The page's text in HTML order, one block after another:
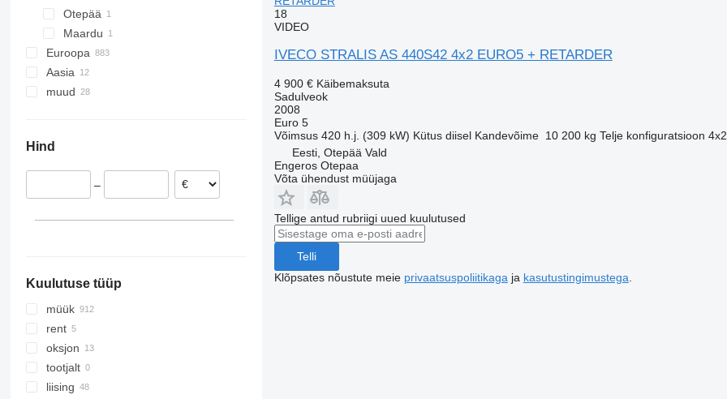
Otepää
Maardu
Euroopa
Holland
Itaalia
Saksamaa
Horvaatia
Aasia
Usbekistan
muud
Tšiili
Hind
–
Kuulutuse tüüp
müük
rent
oksjon
tootjalt
liising
18
VIDEO
IVECO STRALIS AS 440S42 4x2 EURO5 + RETARDER
4 900 € Käibemaksuta
Sadulveok
2008
Euro 5
Võimsus 420 h.j. (309 kW) Kütus diisel Kandevõime 10 200 kg Telje konfiguratsioon 4x2
Eesti, Otepää Vald
Engeros Otepaa
Võta ühendust müüjaga
Tellige antud rubriigi uued kuulutused
Telli
Klõpsates nõustute meie privaatsuspoliitikaga ja kasutustingimustega